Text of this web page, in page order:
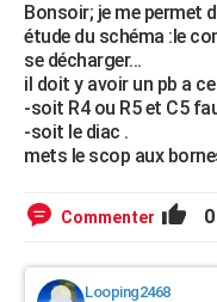
Bonsoir; je me permet
étude du schéma :le
se décharger...
il doit y avoir un pb a
-soit R4 ou R5 et C5
-soit le diac .
mets le scop aux
Commenter 0
Looping2468